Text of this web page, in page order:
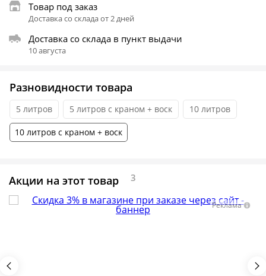
Товар под заказ
Доставка со склада от 2 дней
Доставка со склада в пункт выдачи
10 августа
Разновидности товара
5 литров 5 литров c краном + воск 10 литров
10 литров c краном + воск
Акции на этот товар 3
Реклама